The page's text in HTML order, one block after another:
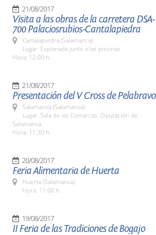
21/08/2017
Visita a las obras de la carretera DSA-
700 Palaciosrubios-Cantalapiedra
Cantalapiedra (Salamanca)
Lugar: Explanada junto a las piscinas
Hora: 12:00 h.
21/08/2017
Presentación del V Cross de Pelabravo
Salamanca (Salamanca)
Lugar: Sala de las Comarcas. Diputación de
Salamanca
Hora: 11:30 h.
20/08/2017
Feria Alimentaria de Huerta
Huerta (Salamanca)
Hora: 11:00 h.
19/08/2017
II Feria de las Tradiciones de Bogajo